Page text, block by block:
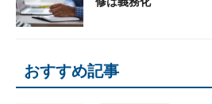
おすすめ記事